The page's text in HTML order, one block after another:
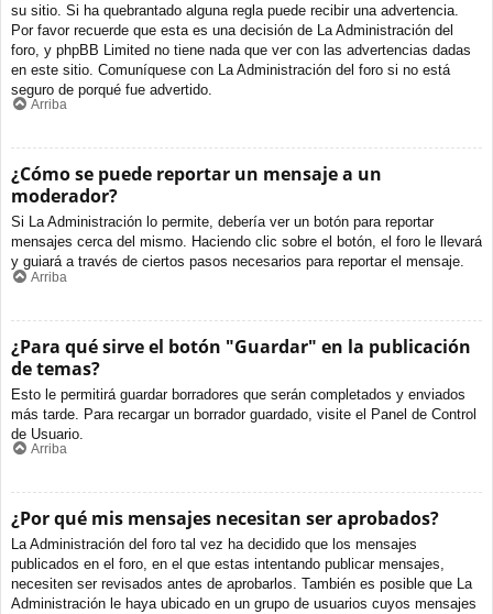
su sitio. Si ha quebrantado alguna regla puede recibir una advertencia.
Por favor recuerde que esta es una decisión de La Administración del
foro, y phpBB Limited no tiene nada que ver con las advertencias dadas
en este sitio. Comuníquese con La Administración del foro si no está
seguro de porqué fue advertido.
Arriba
¿Cómo se puede reportar un mensaje a un
moderador?
Si La Administración lo permite, debería ver un botón para reportar
mensajes cerca del mismo. Haciendo clic sobre el botón, el foro le llevará
y guiará a través de ciertos pasos necesarios para reportar el mensaje.
Arriba
¿Para qué sirve el botón "Guardar" en la publicación
de temas?
Esto le permitirá guardar borradores que serán completados y enviados
más tarde. Para recargar un borrador guardado, visite el Panel de Control
de Usuario.
Arriba
¿Por qué mis mensajes necesitan ser aprobados?
La Administración del foro tal vez ha decidido que los mensajes
publicados en el foro, en el que estas intentando publicar mensajes,
necesiten ser revisados antes de aprobarlos. También es posible que La
Administración le haya ubicado en un grupo de usuarios cuyos mensajes